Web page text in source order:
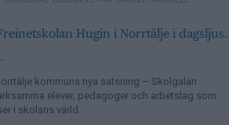
kommuns nya satsning – Skolgalan
elever, pedagoger och arbetslag som
i skolans värld.